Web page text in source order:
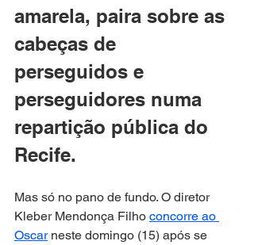
amarela, paira sobre as
cabeças de
perseguidos e
perseguidores numa
repartição pública do
Recife.
Mas só no pano de fundo. O diretor
Kleber Mendonça Filho concorre ao
Oscar neste domingo (15) após se